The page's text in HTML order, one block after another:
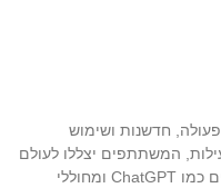
חדשנות ושימוש
המשתתפים יצללו לעולם
הבינה המלאכותית וילמדו להשתמש בכלים כמו ChatGPT ומחוללי